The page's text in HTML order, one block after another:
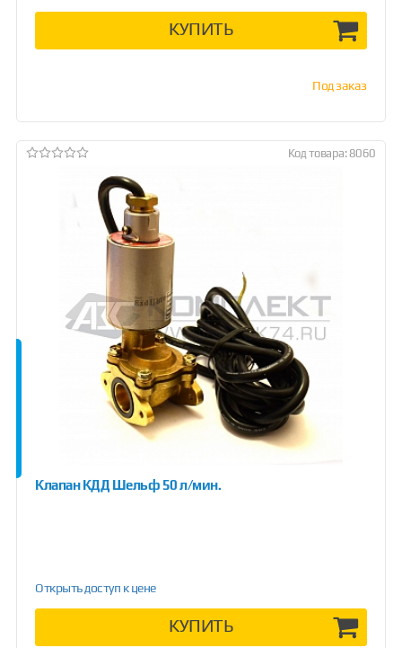
КУПИТЬ
Под заказ
Код товара: 8060
Клапан КДД Шельф 50 л/мин.
Открыть доступ к цене
КУПИТЬ